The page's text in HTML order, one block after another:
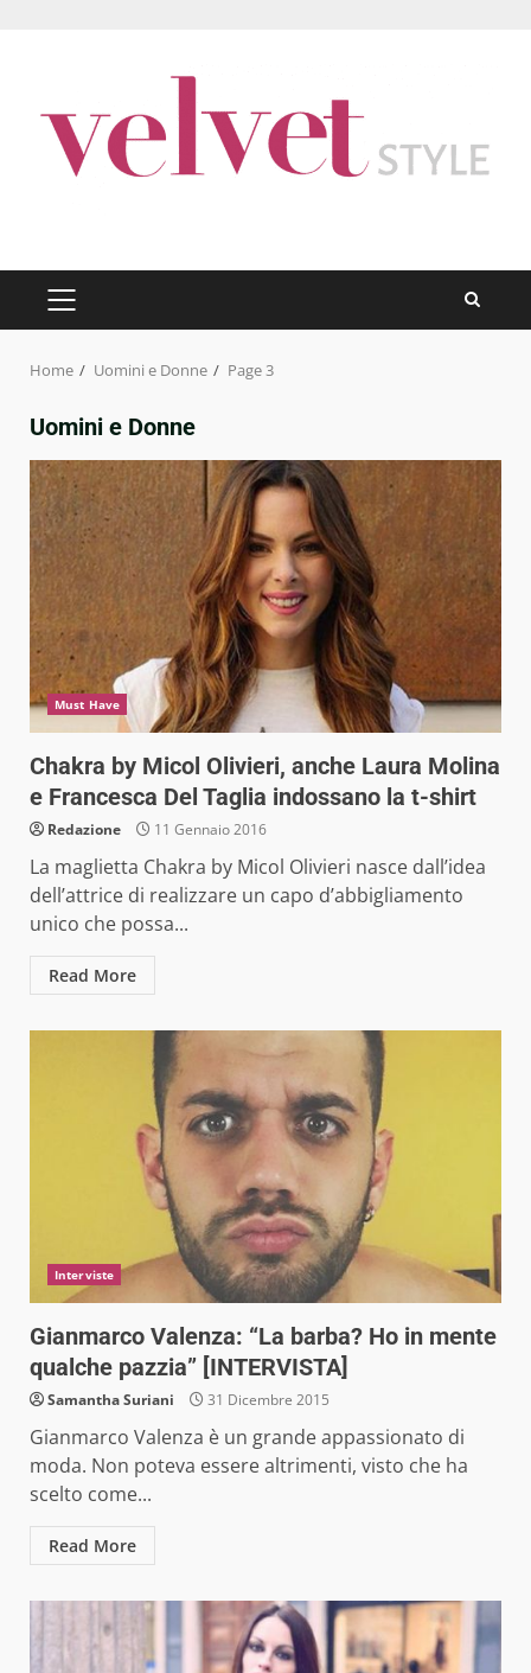
PRIMARY
MENU
Home Uomini e Donne Page 3
Uomini e Donne
Must Have
Chakra by Micol Olivieri, anche Laura Molina
e Francesca Del Taglia indossano la t-shirt
Redazione 11 Gennaio 2016
La maglietta Chakra by Micol Olivieri nasce dall’idea
dell’attrice di realizzare un capo d’abbigliamento
unico che possa...
Read More
Interviste
Gianmarco Valenza: “La barba? Ho in mente
qualche pazzia” [INTERVISTA]
Samantha Suriani 31 Dicembre 2015
Gianmarco Valenza è un grande appassionato di
moda. Non poteva essere altrimenti, visto che ha
scelto come...
Read More